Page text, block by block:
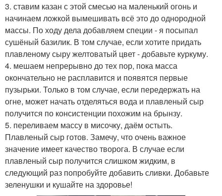
3. ставим казан с этой смесью на маленький огонь и
начинаем ложкой вымешивать всё это до однородной
массы. По ходу дела добавляем специи - я посыпал
сушёный базилик. В том случае, если хотите придать
плавленому сыру желтоватый цвет - добавьте куркуму.
4. мешаем непрерывно до тех пор, пока масса
окончательно не расплавится и появятся первые
пузырьки. Только в том случае, если передержать на
огне, может начать отделяться вода и плавленый сыр
получится по консистенции похожим на брынзу.
5. переливаем массу в мисочку, даём остыть.
Плавленый сыр готов. Замечу, что очень важное
значение имеет качество творога. В случае если
плавленый сыр получится слишком жидким, в
следующий раз попробуйте добавить сливки. Добавьте
зеленушки и кушайте на здоровье!